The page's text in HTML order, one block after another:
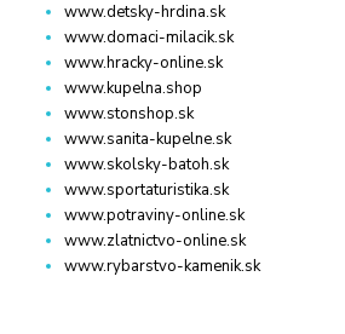
www.detsky-hrdina.sk
www.domaci-milacik.sk
www.hracky-online.sk
www.kupelna.shop
www.stonshop.sk
www.sanita-kupelne.sk
www.skolsky-batoh.sk
www.sportaturistika.sk
www.potraviny-online.sk
www.zlatnictvo-online.sk
www.rybarstvo-kamenik.sk